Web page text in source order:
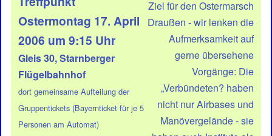
Ziel für den Ostermarsch
Draußen - wir lenken die
Aufmerksamkeit auf
gerne übersehene
Vorgänge: Die
„Verbündeten? haben
nicht nur Airbases und
Manövergelände - sie
Ostermontag 17. April
2006 um 9:15 Uhr
Gleis 30, Starnberger
Flügelbahnhof
dort gemeinsame Aufteilung der
Gruppentickets (Bayernticket für je 5
Personen am Automat)